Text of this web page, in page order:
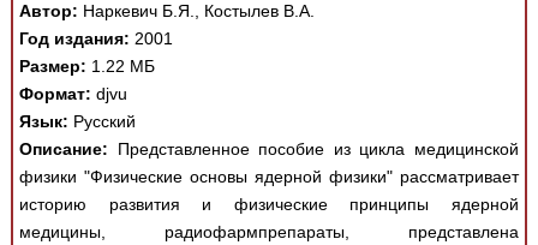
Автор: Наркевич Б.Я., Костылев В.А.
Год издания: 2001
Размер: 1.22 МБ
Формат: djvu
Язык: Русский
Описание: Представленное пособие из цикла медицинской
физики "Физические основы ядерной физики" рассматривает
историю развития и физические принципы ядерной
медицины, радиофармпрепараты, представлена